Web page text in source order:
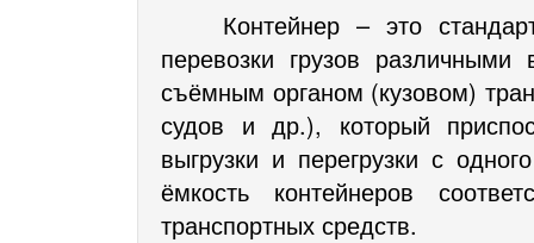
Контейнер – это
перевозки грузов
съёмным органом (кузовом)
судов и др.), который
выгрузки и перегрузки с
ёмкость контейнеров
транспортных средств.